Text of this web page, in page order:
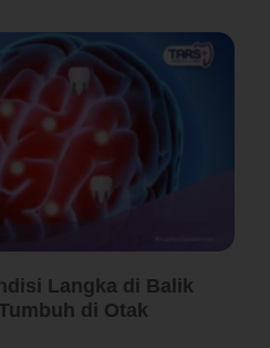
Langka di Balik
di Otak